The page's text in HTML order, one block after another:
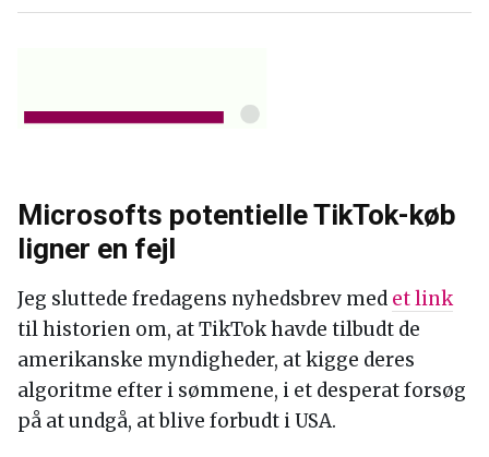
Microsofts potentielle TikTok-køb
ligner en fejl
Jeg sluttede fredagens nyhedsbrev med et link
til historien om, at TikTok havde tilbudt de
amerikanske myndigheder, at kigge deres
algoritme efter i sømmene, i et desperat forsøg
på at undgå, at blive forbudt i USA.